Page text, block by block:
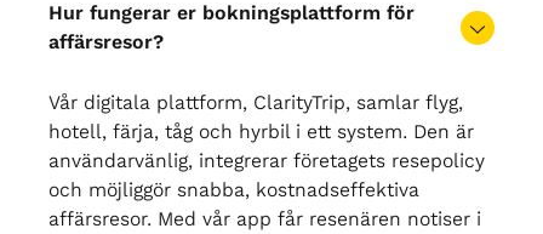
Hur fungerar er bokningsplattform för
affärsresor?
Vår digitala plattform, ClarityTrip, samlar flyg,
hotell, färja, tåg och hyrbil i ett system. Den är
användarvänlig, integrerar företagets resepolicy
och möjliggör snabba, kostnadseffektiva
affärsresor. Med vår app får resenären notiser i